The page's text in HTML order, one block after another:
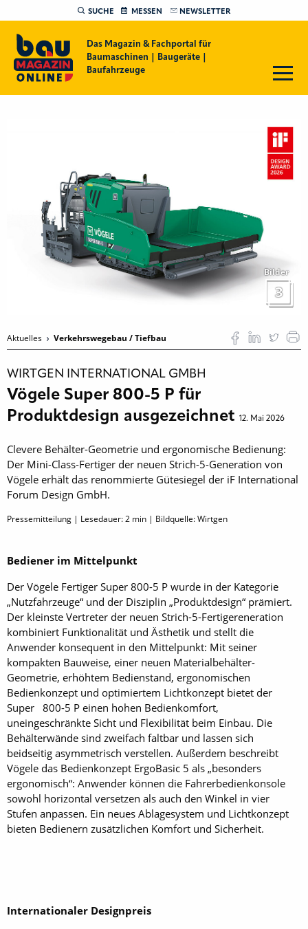
SUCHE MESSEN NEWSLETTER
Das Magazin & Fachportal für
Baumaschinen | Baugeräte |
Baufahrzeuge
Bilder
3
Aktuelles Verkehrswegebau / Tiefbau
WIRTGEN INTERNATIONAL GMBH
Vögele Super 800-5 P für
Produktdesign ausgezeichnet 12. Mai 2026
Clevere Behälter-Geometrie und ergonomische Bedienung:
Der Mini-Class-Fertiger der neuen Strich-5-Generation von
Vögele erhält das renommierte Gütesiegel der iF International
Forum Design GmbH.
Pressemitteilung | Lesedauer:2 min | Bildquelle: Wirtgen
Bediener im Mittelpunkt
Der Vögele Fertiger Super 800-5 P wurde in der Kategorie
„Nutzfahrzeuge“ und der Disziplin „Produktdesign“ prämiert.
Der kleinste Vertreter der neuen Strich-5-Fertigereneration
kombiniert Funktionalität und Ästhetik und stellt die
Anwender konsequent in den Mittelpunkt: Mit seiner
kompakten Bauweise, einer neuen Materialbehälter-
Geometrie, erhöhtem Bedienstand, ergonomischen
Bedienkonzept und optimiertem Lichtkonzept bietet der
Super 800-5 P einen hohen Bedienkomfort,
uneingeschränkte Sicht und Flexibilität beim Einbau. Die
Behälterwände sind zweifach faltbar und lassen sich
beidseitig asymmetrisch verstellen. Außerdem beschreibt
Vögele das Bedienkonzept ErgoBasic 5 als „besonders
ergonomisch“: Anwender können die Fahrerbedienkonsole
sowohl horizontal versetzen als auch den Winkel in vier
Stufen anpassen. Ein neues Ablagesystem und Lichtkonzept
bieten Bedienern zusätzlichen Komfort und Sicherheit.
Internationaler Designpreis